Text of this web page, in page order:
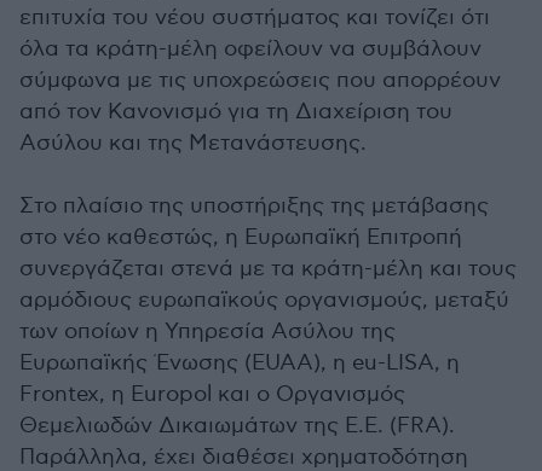
επιτυχία του νέου συστήματος και τονίζει ότι
όλα τα κράτη-μέλη οφείλουν να συμβάλουν
σύμφωνα με τις υποχρεώσεις που απορρέουν
από τον Κανονισμό για τη Διαχείριση του
Ασύλου και της Μετανάστευσης.
Στο πλαίσιο της υποστήριξης της μετάβασης
στο νέο καθεστώς, η Ευρωπαϊκή Επιτροπή
συνεργάζεται στενά με τα κράτη-μέλη και τους
αρμόδιους ευρωπαϊκούς οργανισμούς, μεταξύ
των οποίων η Υπηρεσία Ασύλου της
Ευρωπαϊκής Ένωσης (EUAA), η eu-LISA, η
Frontex, η Europol και ο Οργανισμός
Θεμελιωδών Δικαιωμάτων της Ε.Ε. (FRA).
Παράλληλα, έχει διαθέσει χρηματοδότηση